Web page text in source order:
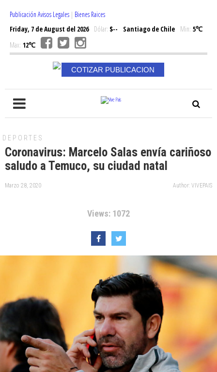
Publicación Avisos Legales | Bienes Raices
Friday, 7 de August del 2026Dólar: $-- Santiago de Chile Min: 5℃
Max: 12℃
COTIZAR PUBLICACION
DEPORTES
Coronavirus: Marcelo Salas envía cariñoso
saludo a Temuco, su ciudad natal
Marzo 28, 2020 Author: VIVEPAIS
Views: 1072